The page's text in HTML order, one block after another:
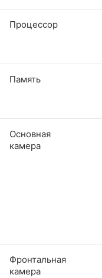
Процессор
Память
Основная
камера
Фронтальная
камера